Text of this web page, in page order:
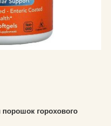
порошок горохового